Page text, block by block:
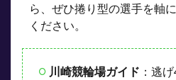
ら、ぜひ捲り型の選手を軸
ください。
川崎競輪場ガイド ：逃